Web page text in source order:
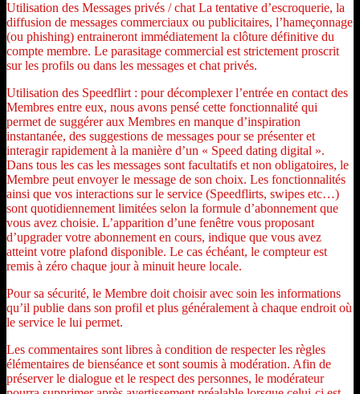
Utilisation des Messages privés / chat La tentative d’escroquerie, la
diffusion de messages commerciaux ou publicitaires, l’hameçonnage
(ou phishing) entraineront immédiatement la clôture définitive du
compte membre. Le parasitage commercial est strictement proscrit
sur les profils ou dans les messages et chat privés.
Utilisation des Speedflirt : pour décomplexer l’entrée en contact des
Membres entre eux, nous avons pensé cette fonctionnalité qui
permet de suggérer aux Membres en manque d’inspiration
instantanée, des suggestions de messages pour se présenter et
interagir rapidement à la manière d’un « Speed dating digital ».
Dans tous les cas les messages sont facultatifs et non obligatoires, le
Membre peut envoyer le message de son choix. Les fonctionnalités
ainsi que vos interactions sur le service (Speedflirts, swipes etc…)
sont quotidiennement limitées selon la formule d’abonnement que
vous avez choisie. L’apparition d’une fenêtre vous proposant
d’upgrader votre abonnement en cours, indique que vous avez
atteint votre plafond disponible. Le cas échéant, le compteur est
remis à zéro chaque jour à minuit heure locale.
Pour sa sécurité, le Membre doit choisir avec soin les informations
qu’il publie dans son profil et plus généralement à chaque endroit où
le service le lui permet.
Les commentaires sont libres à condition de respecter les règles
élémentaires de bienséance et sont soumis à modération. Afin de
préserver le dialogue et le respect des personnes, le modérateur